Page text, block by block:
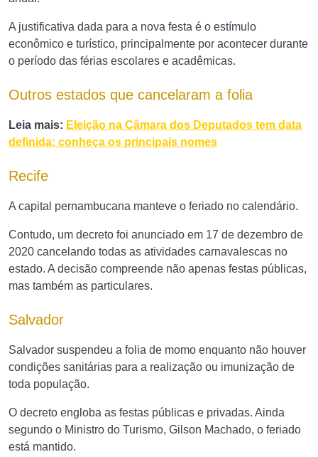
A justificativa dada para a nova festa é o estímulo
econômico e turístico, principalmente por acontecer durante
o período das férias escolares e acadêmicas.
Outros estados que cancelaram a folia
Leia mais: Eleição na Câmara dos Deputados tem data
definida; conheça os principais nomes
Recife
A capital pernambucana manteve o feriado no calendário.
Contudo, um decreto foi anunciado em 17 de dezembro de
2020 cancelando todas as atividades carnavalescas no
estado. A decisão compreende não apenas festas públicas,
mas também as particulares.
Salvador
Salvador suspendeu a folia de momo enquanto não houver
condições sanitárias para a realização ou imunização de
toda população.
O decreto engloba as festas públicas e privadas. Ainda
segundo o Ministro do Turismo, Gilson Machado, o feriado
está mantido.